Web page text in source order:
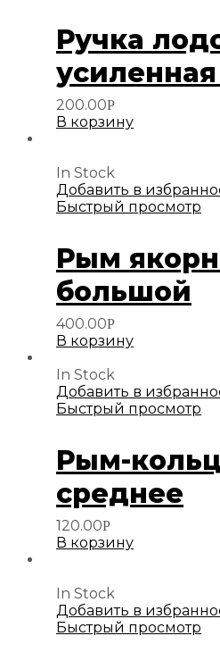
Ручка
200.00Р
В корзину
In Stock
Добавить в
Быстрый просмотр
Рым
большой
400.00Р
В корзину
In Stock
Добавить в
Быстрый просмотр
Рым-
среднее
120.00Р
В корзину
In Stock
Добавить в
Быстрый просмотр